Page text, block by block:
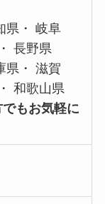
県・ 岐阜
長野県
県・ 滋賀
和歌山県
もお気軽に